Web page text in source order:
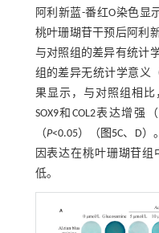
阿利新蓝-番红O染色显
桃叶珊瑚苷干预后阿利
与对照组的差异有统计
组的差异无统计学意义
果显示，与对照组相比
SOX9和COL2表达增强（
（P<0.05）（ 图5C、D）
因表达在桃叶珊瑚苷组
低。